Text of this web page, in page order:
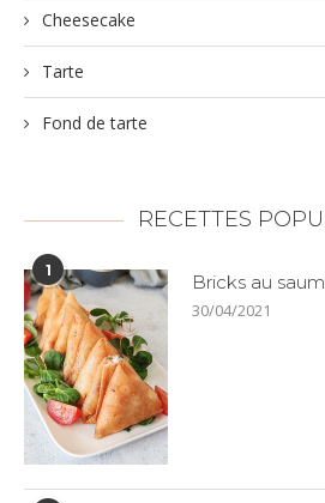
Cheesecake
Tarte
Fond de tarte
RECETTES
1
Bricks au
30/04/2021